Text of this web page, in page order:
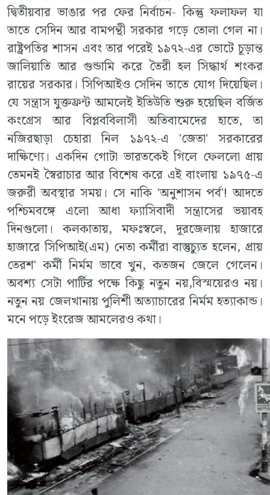
দ্বিতীয়বার ভাঙার পর ফের নির্বাচন- কিন্তু ফলাফল যা
তাতে সেদিন আর বামপন্থী সরকার গড়ে তোলা গেল না।
রাষ্ট্রপতির শাসন এবং তার পরেই ১৯৭২-এর ভোটে চূড়ান্ত
জালিয়াতি আর গুন্ডামি করে তৈরী হল সিদ্ধার্থ শংকর
রায়ের সরকার। সিপিআইও সেদিন তাতে যোগ দিয়েছিল।
যে সন্ত্রাস যুক্তফ্রন্ট আমলেই ইতিউতি শুরু হয়েছিল বর্জিত
কংগ্রেস আর বিপ্লববিলাসী অতিবামেদের হাতে, তা
নজিরছাড়া চেহারা নিল ১৯৭২-এ 'জেতা' সরকারের
দাক্ষিণ্যে। একদিন গোটা ভারতকেই গিলে ফেললো প্রায়
তেমনই স্বৈরাচার আর বিশেষ করে এই বাংলায় ১৯৭৫-এ
জরুরী অবস্থার সময়। সে নাকি 'অনুশাসন পর্ব'! আদতে
পশ্চিমবঙ্গে এলো আধা ফ্যাসিবাদী সন্ত্রাসের ভয়াবহ
দিনগুলো। কলকাতায়, মফঃস্বলে, দূরজেলায় হাজারে
হাজারে সিপিআই(এম) নেতা কর্মীরা বাস্তুচ্যুত হলেন, প্রায়
তেরশ' কর্মী নির্মম ভাবে খুন, কতজন জেলে গেলেন।
অবশ্য সেটা পার্টির পক্ষে কিছু নতুন নয়,বিস্ময়েরও নয়।
নতুন নয় জেলখানায় পুলিশী অত্যাচারের নির্মম হত্যাকান্ড।
মনে পড়ে ইংরেজ আমলেরও কথা।